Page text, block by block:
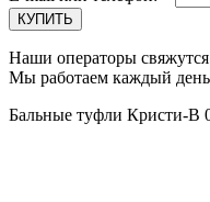
Наши операторы
Мы работаем каждый день
Бальные туфли Кристи-В